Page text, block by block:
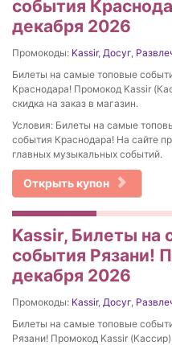
события
декабря 2026
Промокоды: Kassir, Досуг,
Билеты на самые топовые
Краснодара! Промокод Kassir
скидка на заказ в магазин.
Условия: Билеты на самые
события Краснодара! На сайте
главных музыкальных событий.
Открыть купон
Kassir, Билеты на
события Рязани!
декабря 2026
Промокоды: Kassir, Досуг,
Билеты на самые топовые
Рязани! Промокод Kassir (Кассир)